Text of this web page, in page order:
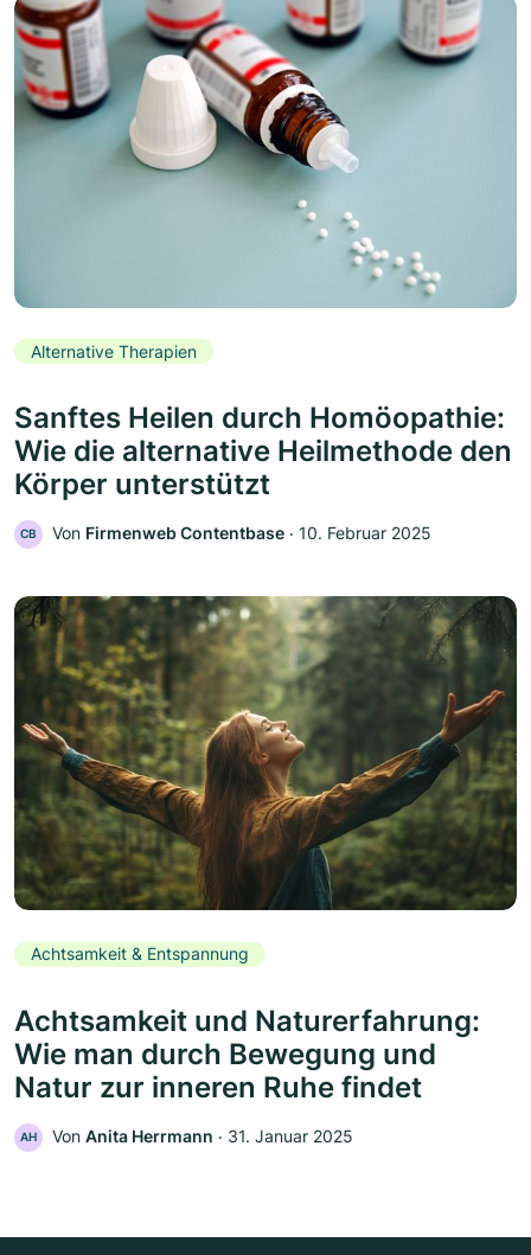
Alternative Therapien
Sanftes Heilen durch Homöopathie:
Wie die alternative Heilmethode den
Körper unterstützt
CB Von Firmenweb Contentbase ‧ 10. Februar 2025
Achtsamkeit & Entspannung
Achtsamkeit und Naturerfahrung:
Wie man durch Bewegung und
Natur zur inneren Ruhe findet
AH Von Anita Herrmann ‧ 31. Januar 2025